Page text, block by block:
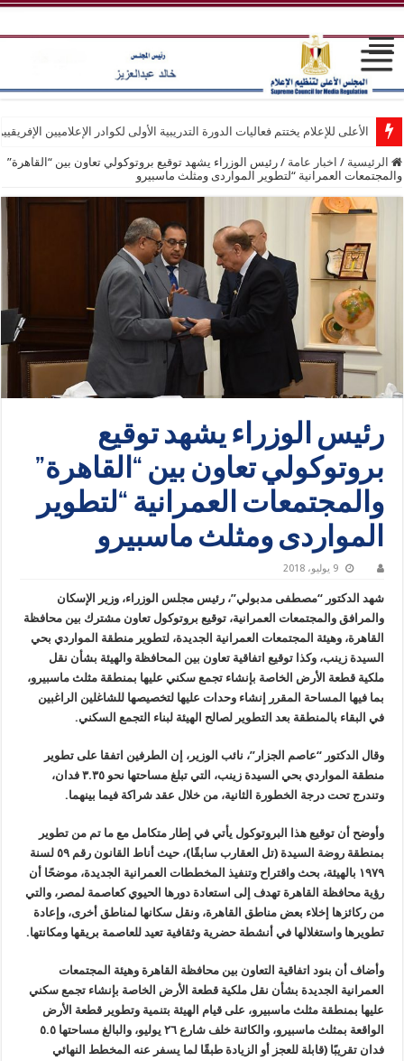
الأعلى للإعلام يختتم فعاليات الدورة التدريبية الأولى لكوادر الإعلاميين
الرئيسية / اخبار عامة / رئيس الوزراء يشهد توقيع بروتوكولي تعاون بين “القاهرة”
والمجتمعات العمرانية “لتطوير المواردى ومثلث ماسبيرو
رئيس الوزراء يشهد توقيع
بروتوكولي تعاون بين “القاهرة”
والمجتمعات العمرانية “لتطوير
المواردى ومثلث ماسبيرو
9 يوليو، 2018
شهد الدكتور “مصطفى مدبولي”، رئيس مجلس الوزراء، وزير الإسكان
والمرافق والمجتمعات العمرانية، توقيع بروتوكول تعاون مشترك بين محافظة
القاهرة، وهيئة المجتمعات العمرانية الجديدة، لتطوير منطقة المواردي بحي
السيدة زينب، وكذا توقيع اتفاقية تعاون بين المحافظة والهيئة بشأن نقل
ملكية قطعة الأرض الخاصة بإنشاء تجمع سكني عليها بمنطقة مثلث ماسبيرو،
بما فيها المساحة المقرر إنشاء وحدات عليها لتخصيصها للشاغلين الراغبين
في البقاء بالمنطقة بعد التطوير لصالح الهيئة لبناء التجمع السكني.
وقال الدكتور “عاصم الجزار”، نائب الوزير، إن الطرفين اتفقا على تطوير
منطقة المواردي بحي السيدة زينب، التي تبلغ مساحتها نحو ٣.٣٥ فدان،
وتندرج تحت درجة الخطورة الثانية، من خلال عقد شراكة فيما بينهما.
وأوضح أن توقيع هذا البروتوكول يأتي في إطار متكامل مع ما تم من تطوير
بمنطقة روضة السيدة (تل العقارب سابقًا)، حيث أناط القانون رقم ٥٩ لسنة
١٩٧٩ بالهيئة، بحث واقتراح وتنفيذ المخططات العمرانية الجديدة، موضحًا أن
رؤية محافظة القاهرة تهدف إلى استعادة دورها الحيوي كعاصمة لمصر، والتي
من ركائزها إخلاء بعض مناطق القاهرة، ونقل سكانها لمناطق أخرى، وإعادة
تطويرها واستغلالها في أنشطة حضرية وثقافية تعيد للعاصمة بريقها ومكانتها.
وأضاف أن بنود اتفاقية التعاون بين محافظة القاهرة وهيئة المجتمعات
العمرانية الجديدة بشأن نقل ملكية قطعة الأرض الخاصة بإنشاء تجمع سكني
عليها بمنطقة مثلث ماسبيرو، على قيام الهيئة بتنمية وتطوير قطعة الأرض
الواقعة بمثلث ماسبيرو، والكائنة خلف شارع ٢٦ يوليو، والبالغ مساحتها ٥.٥
فدان تقريبًا (قابلة للعجز أو الزيادة طبقًا لما يسفر عنه المخطط النهائي